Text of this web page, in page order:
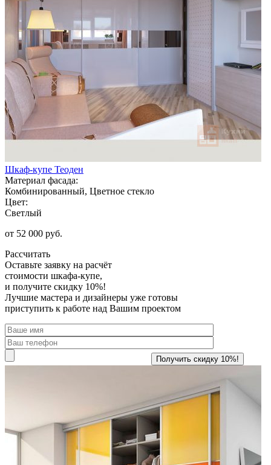
Шкаф-купе Теоден
Материал фасада:
Комбинированный, Цветное стекло
Цвет:
Светлый
от 52 000 руб.
Рассчитать
Оставьте заявку на расчёт
стоимости шкафа-купе,
и получите скидку 10%!
Лучшие мастера и дизайнеры уже готовы
приступить к работе над Вашим проектом